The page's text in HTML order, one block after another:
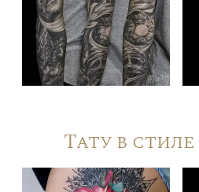
Тату в стиле